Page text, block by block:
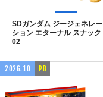
SDガンダム ジージェネレー
ション エターナル スナック
02
2026.10 PB